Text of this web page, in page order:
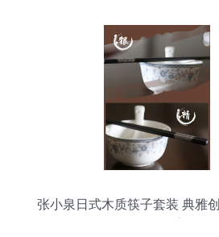
张小泉日式木质筷子套装 典雅